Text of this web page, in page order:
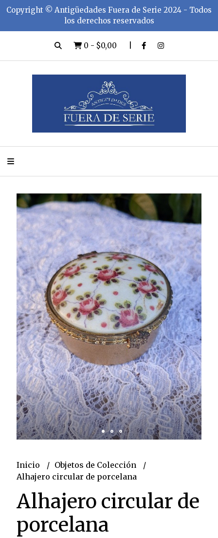
Copyright ©️ Antigüedades Fuera de Serie 2024 - Todos
los derechos reservados
0 - $0,00
Inicio
Objetos de Colección
Alhajero circular de porcelana
Alhajero circular de
porcelana